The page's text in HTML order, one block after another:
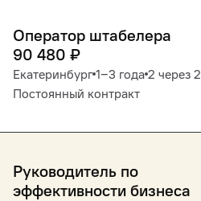
Оператор штабелера
90 480 ₽
Екатеринбург 1‒3 года 2 через 2
Постоянный контракт
Руководитель по
эффективности бизнеса